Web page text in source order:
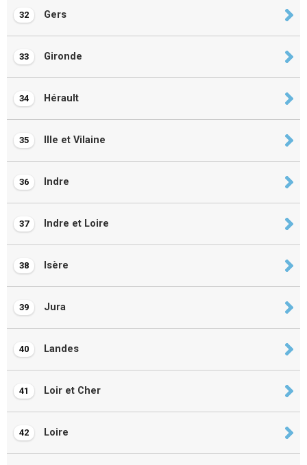
32 Gers
33 Gironde
34 Hérault
35 Ille et Vilaine
36 Indre
37 Indre et Loire
38 Isère
39 Jura
40 Landes
41 Loir et Cher
42 Loire